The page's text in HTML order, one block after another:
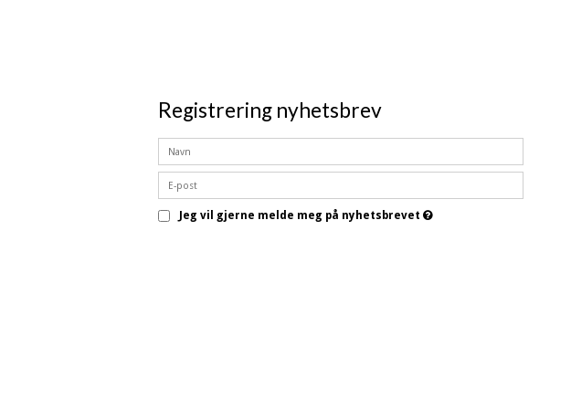
Registrering nyhetsbrev
Jeg vil gjerne melde meg på nyhetsbrevet